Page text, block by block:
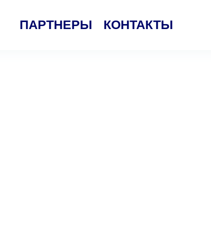
КОНТАКТЫ
ПАРТНЕРЫ